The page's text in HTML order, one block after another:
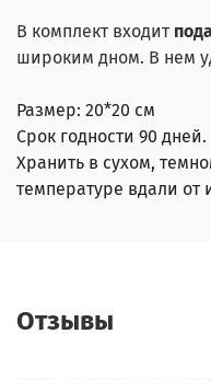
В комплект входит
широким дном. В нем
Размер: 20*20 см
Срок годности 90 дней.
Хранить в сухом,
температуре вдали от
Отзывы